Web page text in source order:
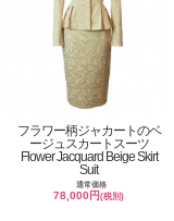
フラワー柄ジャカートのベ
ージュスカートスーツ
Flower Jacquard Beige Skirt
Suit
通常価格
78,000円(税別)